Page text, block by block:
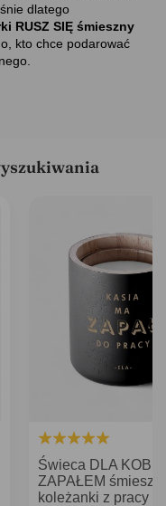
dlatego
RUSZ SIĘ śmieszny
kto chce podarować
Świeca DLA
ZAPAŁEM
koleżanki z pracy